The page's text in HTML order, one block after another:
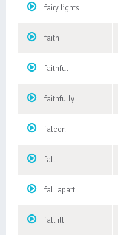
fairy lights
faith
faithful
faithfully
falcon
fall
fall apart
fall ill